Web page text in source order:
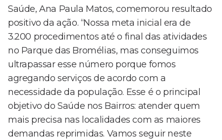
Saúde, Ana Paula Matos, comemorou resultado
positivo da ação. “Nossa meta inicial era de
3.200 procedimentos até o final das atividades
no Parque das Bromélias, mas conseguimos
ultrapassar esse número porque fomos
agregando serviços de acordo com a
necessidade da população. Esse é o principal
objetivo do Saúde nos Bairros: atender quem
mais precisa nas localidades com as maiores
demandas reprimidas. Vamos seguir neste